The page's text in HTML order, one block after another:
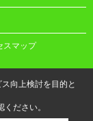
スマップ
向上検討を目的と
ください。